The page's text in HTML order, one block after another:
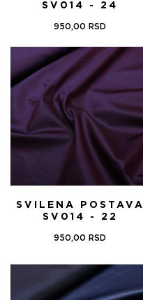
SV014 - 24
950,00 RSD
SVILENA POSTAVA
SV014 - 22
950,00 RSD